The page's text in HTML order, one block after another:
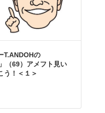
T.ANDOHの
（69）アメフト見い
う！＜１＞